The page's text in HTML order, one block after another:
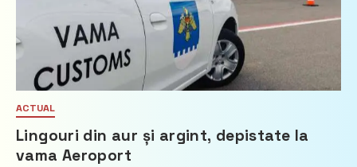
ACTUAL
Lingouri din aur și argint, depistate la
vama Aeroport